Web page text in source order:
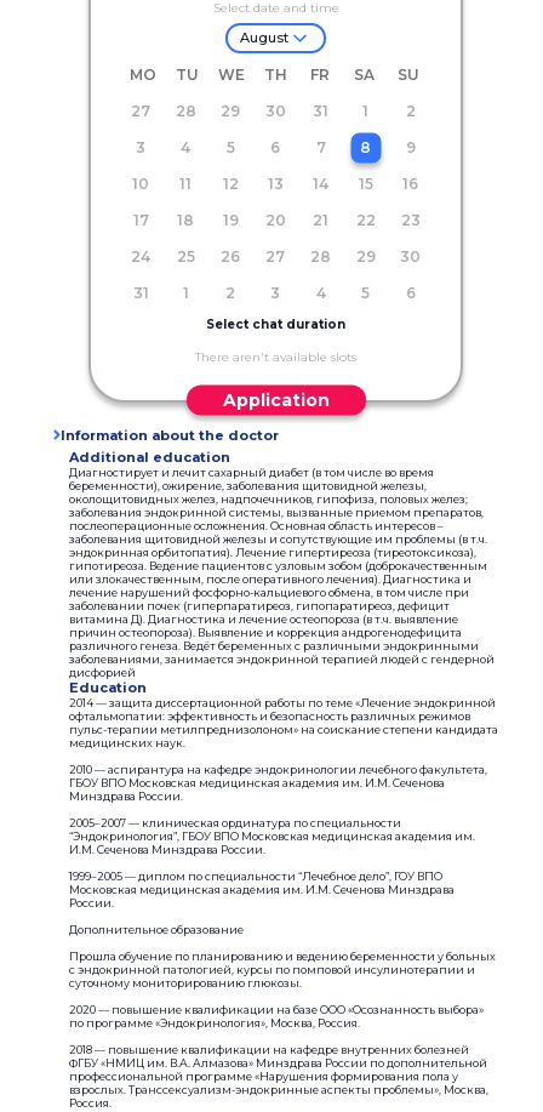
Select date and time
August
MO TU WE TH FR SA
SU
27
28 29 30 31 1
2
3
4 5 6 7 8
9
10
11 12 13 14 15
16
17
18 19 20 21 22
23
24
25 26 27 28 29
30
31
1 2 3 4 5 6
Select chat duration
There aren't available slots
Application
Information about the doctor
Additional education
Диагностирует и лечит сахарный диабет (в том числе во время
беременности), ожирение, заболевания щитовидной железы,
околощитовидных желез, надпочечников, гипофиза, половых желез;
заболевания эндокринной системы, вызванные приемом препаратов,
послеоперационные осложнения. Основная область интересов –
заболевания щитовидной железы и сопутствующие им проблемы (в т.ч.
эндокринная орбитопатия). Лечение гипертиреоза (тиреотоксикоза),
гипотиреоза. Ведение пациентов с узловым зобом (доброкачественным
или злокачественным, после оперативного лечения). Диагностика и
лечение нарушений фосфорно-кальциевого обмена, в том числе при
заболевании почек (гиперпаратиреоз, гипопаратиреоз, дефицит
витамина Д). Диагностика и лечение остеопороза (в т.ч. выявление
причин остеопороза). Выявление и коррекция андрогенодефицита
различного генеза. Ведёт беременных с различными эндокринными
заболеваниями, занимается эндокринной терапией людей с гендерной
дисфорией
Education
2014 — защита диссертационной работы по теме «Лечение эндокринной
офтальмопатии: эффективность и безопасность различных режимов
пульс-терапии метилпреднизолоном» на соискание степени кандидата
медицинских наук.
2010 — аспирантура на кафедре эндокринологии лечебного факультета,
ГБОУ ВПО Московская медицинская академия им. И.М. Сеченова
Минздрава России.
2005–2007 — клиническая ординатура по специальности
“Эндокринология”, ГБОУ ВПО Московская медицинская академия им.
И.М. Сеченова Минздрава России.
1999–2005 — диплом по специальности “Лечебное дело”, ГОУ ВПО
Московская медицинская академия им. И.М. Сеченова Минздрава
России.
Дополнительное образование
Прошла обучение по планированию и ведению беременности у больных
с эндокринной патологией, курсы по помповой инсулинотерапии и
суточному мониторированию глюкозы.
2020 — повышение квалификации на базе ООО «Осознанность выбора»
по программе «Эндокринология», Москва, Россия.
2018 — повышение квалификации на кафедре внутренних болезней
ФГБУ «НМИЦ им. В.А. Алмазова» Минздрава России по дополнительной
профессиональной программе «Нарушения формирования пола у
взрослых. Транссексуализм-эндокринные аспекты проблемы», Москва,
Россия.